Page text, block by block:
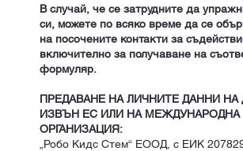
В случай, че се затрудните да
си, можете по всяко време да се
на посочените контакти за
включително за получаване на
формуляр.
ПРЕДАВАНЕ НА ЛИЧНИТЕ ДАННИ
ИЗВЪН ЕС ИЛИ НА МЕЖДУНАРОДНА
ОРГАНИЗАЦИЯ:
„Робо Кидс Стем“ ЕООД, с ЕИК